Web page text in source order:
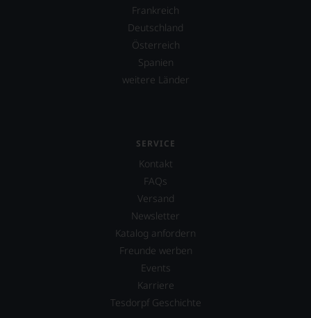
Frankreich
Deutschland
Österreich
Spanien
weitere Länder
SERVICE
Kontakt
FAQs
Versand
Newsletter
Katalog anfordern
Freunde werben
Events
Karriere
Tesdorpf Geschichte